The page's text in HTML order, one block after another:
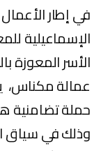
في إطار
الإسماعيلية
الأسر المعوزة
حملة تضامنية
وذلك في سياق